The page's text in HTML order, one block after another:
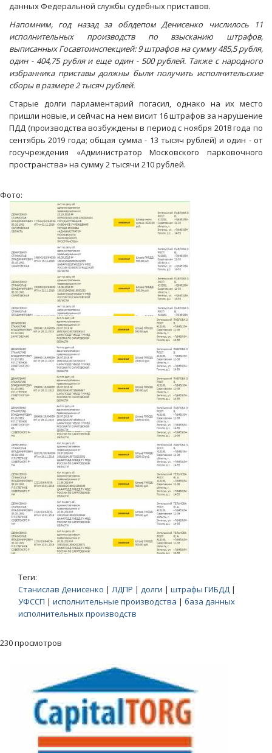
данных Федеральной службы судебных приставов.
Напомним, год назад за облдепом Денисенко числилось 11
исполнительных производств по взысканию штрафов,
выписанных Госавтоинспекцией: 9 штрафов на сумму 485,5 рубля,
один - 404,75 рубля и еще один - 500 рублей. Также с народного
избранника приставы должны были получить исполнительские
сборы в размере 2 тысяч рублей.
Старые долги парламентарий погасил, однако на их место
пришли новые, и сейчас на нем висит 16 штрафов за нарушение
ПДД (производства возбуждены в период с ноября 2018 года по
сентябрь 2019 года; общая сумма - 13 тысяч рублей) и один - от
госучреждения «Администратор Московского парковочного
пространства» на сумму 2 тысячи 210 рублей.
Фото:
Теги:
Станислав Денисенко | ЛДПР | долги | штрафы ГИБДД |
УФССП | исполнительные производства | база данных
исполнительных производств
230 просмотров